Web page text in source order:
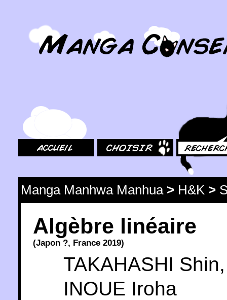
Manga Manhwa Manhua> H&K >
Algèbre linéaire
(Japon ?, France 2019)
TAKAHASHI Shin,
INOUE Iroha